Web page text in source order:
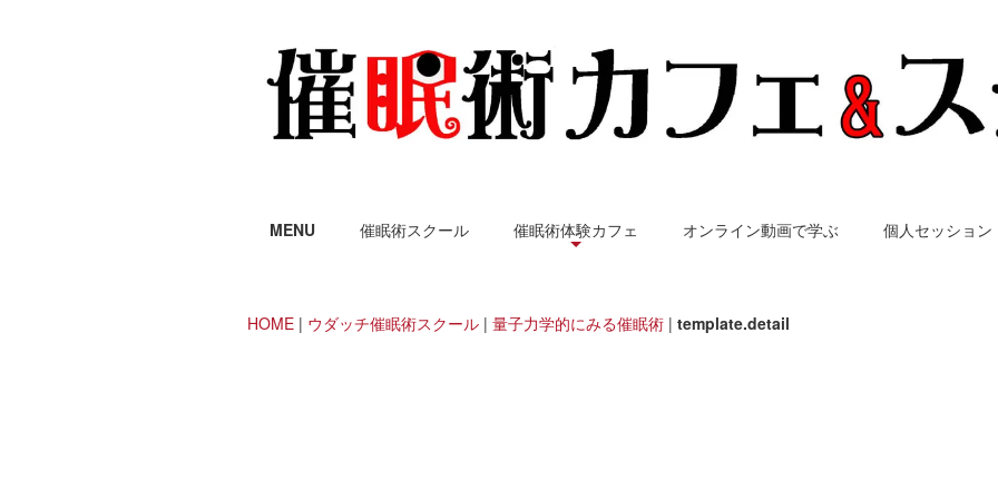
MENU 催眠術スクール 催眠術体験カフェ オンライン動画で学ぶ 個人セッション
HOME | ウダッチ催眠術スクール | 量子力学的にみる催眠術 | template.detail